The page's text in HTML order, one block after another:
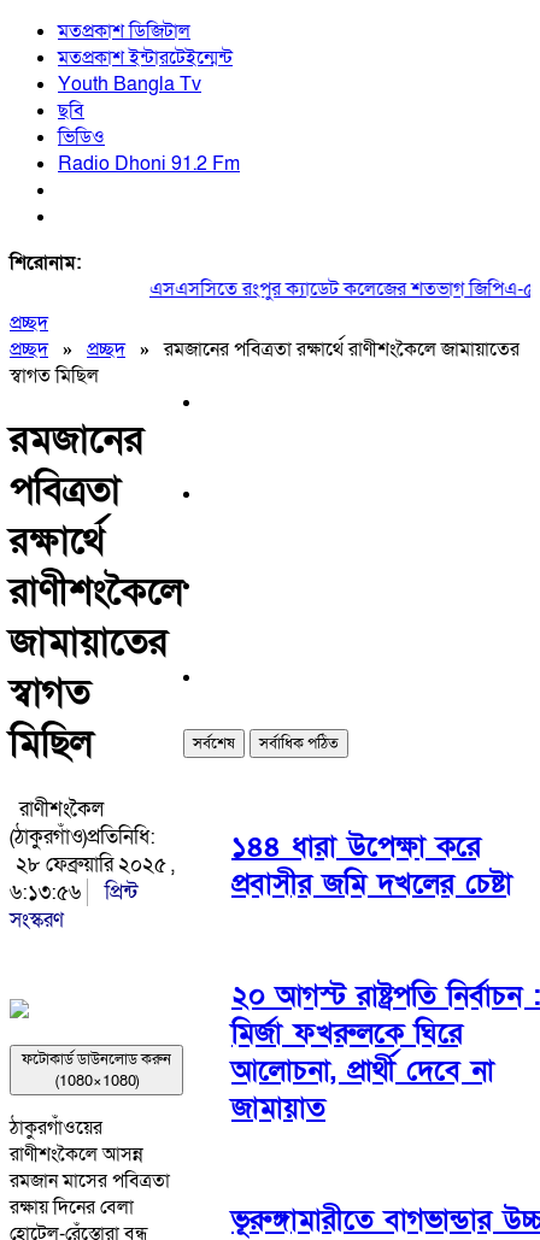
মতপ্রকাশ ডিজিটাল
মতপ্রকাশ ইন্টারটেইন্মেন্ট
Youth Bangla Tv
ছবি
ভিডিও
Radio Dhoni 91.2 Fm
শিরোনাম:
এসএসসিতে রংপুর ক্যাডেট কলেজের শতভাগ জিপিএ-৫
প্রচ্ছদ
প্রচ্ছদ» প্রচ্ছদ»রমজানের পবিত্রতা রক্ষার্থে রাণীশংকৈলে জামায়াতের
স্বাগত মিছিল
রমজানের
পবিত্রতা
রক্ষার্থে
রাণীশংকৈলে
জামায়াতের
স্বাগত
মিছিল
রাণীশংকৈল
(ঠাকুরগাঁও)প্রতিনিধি:
২৮ ফেব্রুয়ারি ২০২৫ ,
৬:১৩:৫৬
প্রিন্ট
সংস্করণ
ফটোকার্ড ডাউনলোড করুন
(1080×1080)
ঠাকুরগাঁওয়ের
রাণীশংকৈলে আসন্ন
রমজান মাসের পবিত্রতা
রক্ষায় দিনের বেলা
হোটেল-রেঁস্তোরা বন্ধ
সর্বশেষ সর্বাধিক পঠিত
১৪৪ ধারা উপেক্ষা করে
প্রবাসীর জমি দখলের চেষ্টা
২০ আগস্ট রাষ্ট্রপতি নির্বাচন :
মির্জা ফখরুলকে ঘিরে
আলোচনা, প্রার্থী দেবে না
জামায়াত
ভূরুঙ্গামারীতে বাগভান্ডার